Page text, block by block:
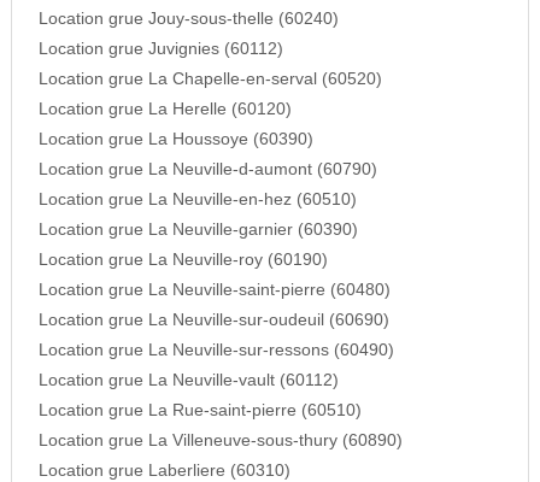
Location grue Jouy-sous-thelle (60240)
Location grue Juvignies (60112)
Location grue La Chapelle-en-serval (60520)
Location grue La Herelle (60120)
Location grue La Houssoye (60390)
Location grue La Neuville-d-aumont (60790)
Location grue La Neuville-en-hez (60510)
Location grue La Neuville-garnier (60390)
Location grue La Neuville-roy (60190)
Location grue La Neuville-saint-pierre (60480)
Location grue La Neuville-sur-oudeuil (60690)
Location grue La Neuville-sur-ressons (60490)
Location grue La Neuville-vault (60112)
Location grue La Rue-saint-pierre (60510)
Location grue La Villeneuve-sous-thury (60890)
Location grue Laberliere (60310)